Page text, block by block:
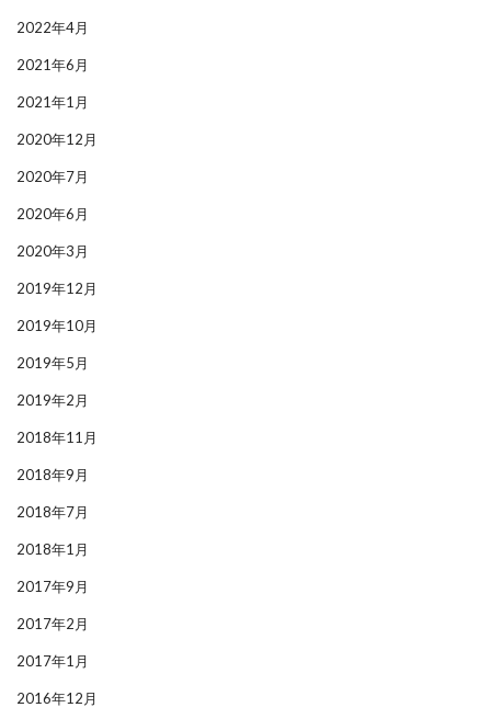
2022年4月
2021年6月
2021年1月
2020年12月
2020年7月
2020年6月
2020年3月
2019年12月
2019年10月
2019年5月
2019年2月
2018年11月
2018年9月
2018年7月
2018年1月
2017年9月
2017年2月
2017年1月
2016年12月